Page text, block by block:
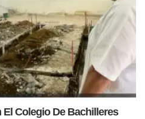
Colegio De Bachilleres